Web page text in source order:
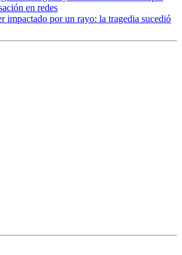
en redes
impactado por un rayo: la tragedia sucedió